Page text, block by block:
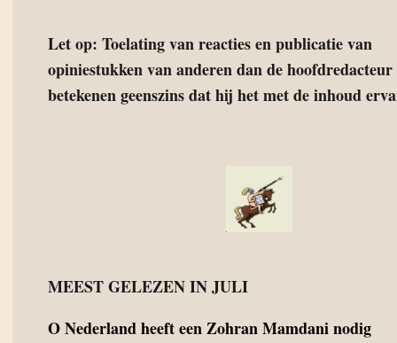
Let op: Toelating van reacties en publicatie van
opiniestukken van anderen dan de hoofdredacteur
betekenen geenszins dat hij het met de inhoud
MEEST GELEZEN IN JULI
ONederland heeft een Zohran Mamdani nodig